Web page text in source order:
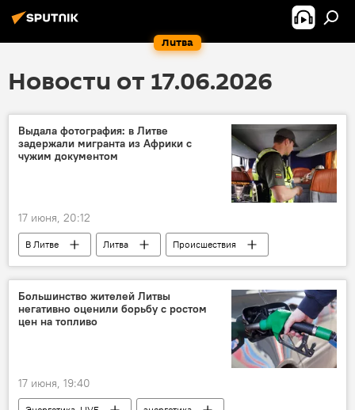
Литва
Новости от 17.06.2026
Выдала фотография: в Литве
задержали мигранта из Африки с
чужим документом
17 июня, 20:12
В Литве Литва
Происшествия
мигранты
Государственная служба охраны государственной границы (VSAT)
Большинство жителей Литвы
негативно оценили борьбу с ростом
цен на топливо
17 июня, 19:40